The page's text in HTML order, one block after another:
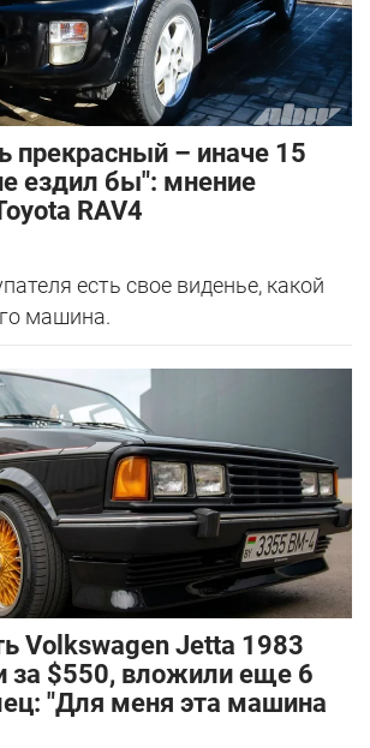
прекрасный – иначе 15
ездил бы": мнение
RAV4
есть свое виденье, какой
машина.
Volkswagen Jetta 1983
за $550, вложили еще 6
"Для меня эта машина